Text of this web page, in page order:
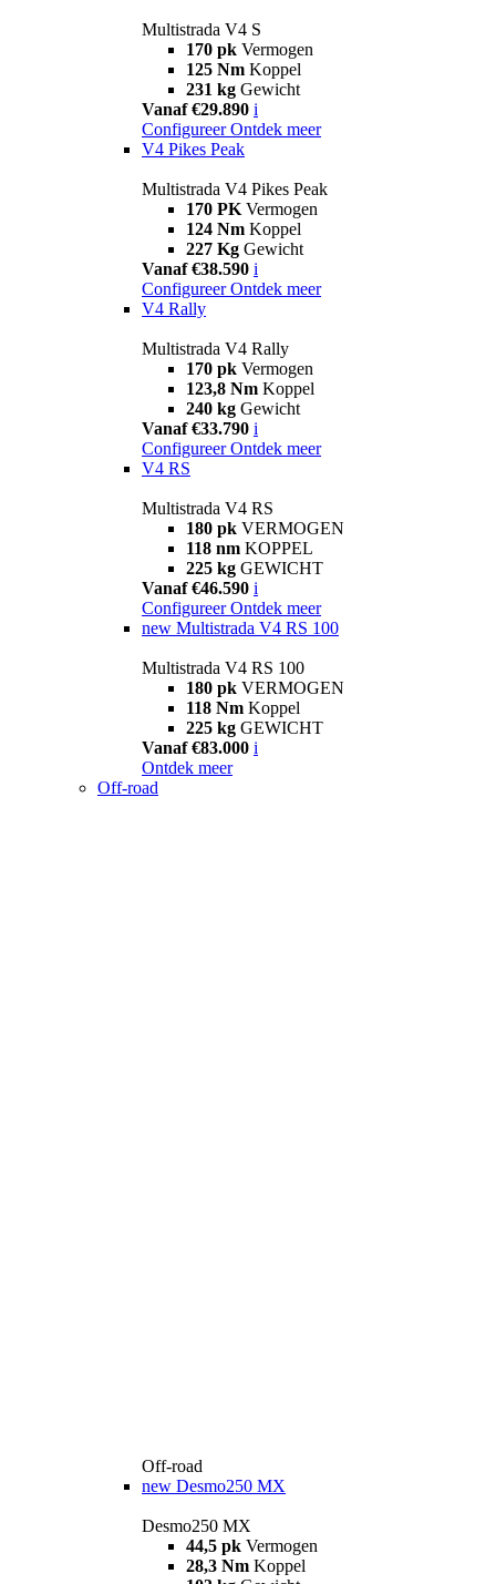
Multistrada V4 S
170 pk Vermogen
125 Nm Koppel
231 kg Gewicht
Vanaf €29.890 i
Configureer Ontdek meer
V4 Pikes Peak
Multistrada V4 Pikes Peak
170 PK Vermogen
124 Nm Koppel
227 Kg Gewicht
Vanaf €38.590 i
Configureer Ontdek meer
V4 Rally
Multistrada V4 Rally
170 pk Vermogen
123,8 Nm Koppel
240 kg Gewicht
Vanaf €33.790 i
Configureer Ontdek meer
V4 RS
Multistrada V4 RS
180 pk VERMOGEN
118 nm KOPPEL
225 kg GEWICHT
Vanaf €46.590 i
Configureer Ontdek meer
new Multistrada V4 RS 100
Multistrada V4 RS 100
180 pk VERMOGEN
118 Nm Koppel
225 kg GEWICHT
Vanaf €83.000 i
Ontdek meer
Off-road
Off-road
new Desmo250 MX
Desmo250 MX
44,5 pk Vermogen
28,3 Nm Koppel